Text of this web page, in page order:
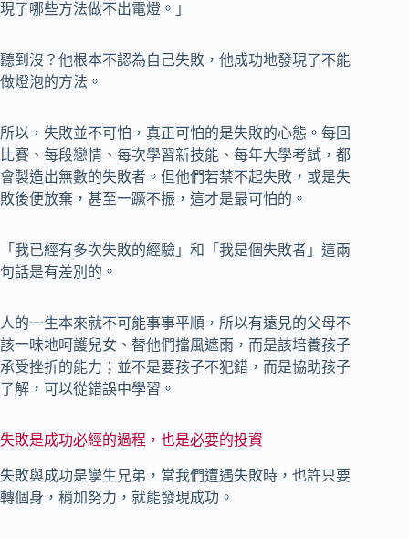
現了哪些方法做不出電燈。」
聽到沒？他根本不認為自己失敗，他成功地發現了不能
做燈泡的方法。
所以，失敗並不可怕，真正可怕的是失敗的心態。每回
比賽、每段戀情、每次學習新技能、每年大學考試，都
會製造出無數的失敗者。但他們若禁不起失敗，或是失
敗後便放棄，甚至一蹶不振，這才是最可怕的。
「我已經有多次失敗的經驗」和「我是個失敗者」這兩
句話是有差別的。
人的一生本來就不可能事事平順，所以有遠見的父母不
該一味地呵護兒女、替他們擋風遮雨，而是該培養孩子
承受挫折的能力；並不是要孩子不犯錯，而是協助孩子
了解，可以從錯誤中學習。
失敗是成功必經的過程，也是必要的投資
失敗與成功是孿生兄弟，當我們遭遇失敗時，也許只要
轉個身，稍加努力，就能發現成功。